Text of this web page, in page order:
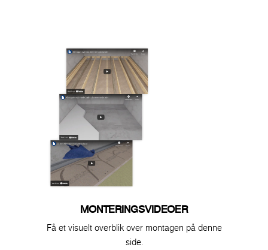
MONTERINGSVIDEOER
Få et visuelt overblik over montagen på denne
side.